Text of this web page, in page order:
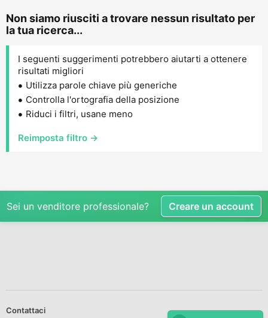
Non siamo riusciti a trovare nessun risultato per
la tua ricerca...
I seguenti suggerimenti potrebbero aiutarti a ottenere
risultati migliori
Utilizza parole chiave più generiche
Controlla l'ortografia della posizione
Riduci i filtri, usane meno
Reimposta filtro →
Sei un venditore professionale? Creare un account
Contattaci